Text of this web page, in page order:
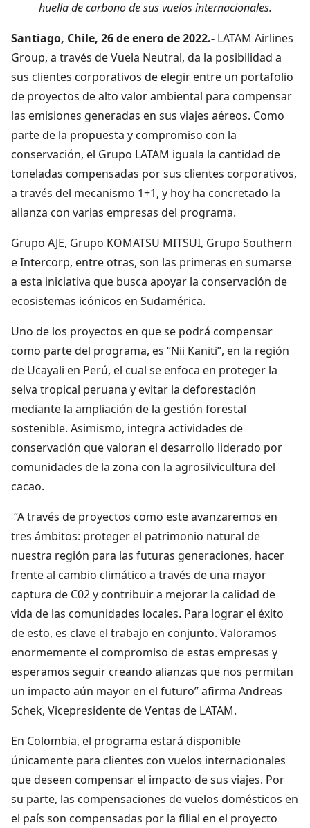
huella de carbono de sus vuelos internacionales.
Santiago, Chile, 26 de enero de 2022.- LATAM Airlines
Group, a través de Vuela Neutral, da la posibilidad a
sus clientes corporativos de elegir entre un portafolio
de proyectos de alto valor ambiental para compensar
las emisiones generadas en sus viajes aéreos. Como
parte de la propuesta y compromiso con la
conservación, el Grupo LATAM iguala la cantidad de
toneladas compensadas por sus clientes corporativos,
a través del mecanismo 1+1, y hoy ha concretado la
alianza con varias empresas del programa.
Grupo AJE, Grupo KOMATSU MITSUI, Grupo Southern
e Intercorp, entre otras, son las primeras en sumarse
a esta iniciativa que busca apoyar la conservación de
ecosistemas icónicos en Sudamérica.
Uno de los proyectos en que se podrá compensar
como parte del programa, es “Nii Kaniti”, en la región
de Ucayali en Perú, el cual se enfoca en proteger la
selva tropical peruana y evitar la deforestación
mediante la ampliación de la gestión forestal
sostenible. Asimismo, integra actividades de
conservación que valoran el desarrollo liderado por
comunidades de la zona con la agrosilvicultura del
cacao.
“A través de proyectos como este avanzaremos en
tres ámbitos: proteger el patrimonio natural de
nuestra región para las futuras generaciones, hacer
frente al cambio climático a través de una mayor
captura de C02 y contribuir a mejorar la calidad de
vida de las comunidades locales. Para lograr el éxito
de esto, es clave el trabajo en conjunto. Valoramos
enormemente el compromiso de estas empresas y
esperamos seguir creando alianzas que nos permitan
un impacto aún mayor en el futuro” afirma Andreas
Schek, Vicepresidente de Ventas de LATAM.
En Colombia, el programa estará disponible
únicamente para clientes con vuelos internacionales
que deseen compensar el impacto de sus viajes. Por
su parte, las compensaciones de vuelos domésticos en
el país son compensadas por la filial en el proyecto